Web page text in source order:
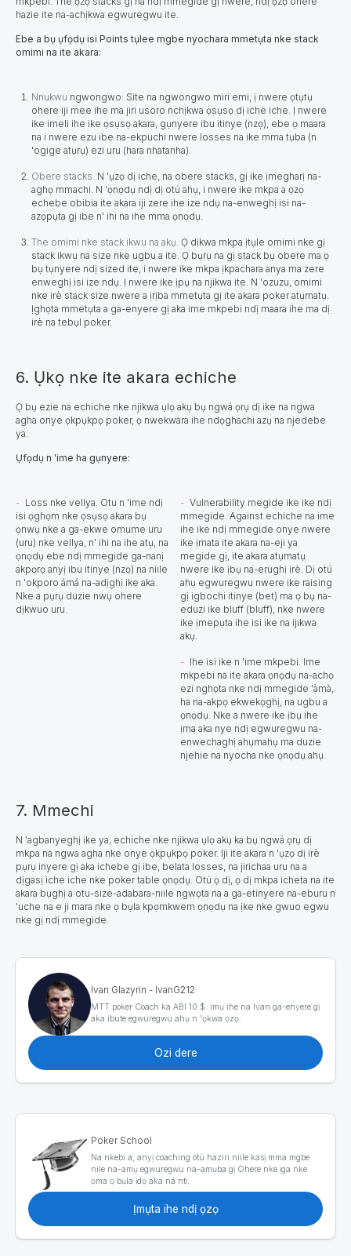
hazie ite na-achịkwa egwuregwu ite.
Ebe a bụ ụfọdụ isi Points tụlee mgbe nyochara mmetụta nke stack
omimi na ite akara:
Nnukwu ngwongwo: Site na ngwongwo miri emi, ị nwere ọtụtụ
ohere iji mee ihe ma jiri usoro nchịkwa ọsụsọ dị iche iche. Ị nwere
ike imeli ihe ike ọsụsọ akara, gụnyere ibu itinye (nzọ), ebe ọ maara
na i nwere ezu ibe na-ekpuchi nwere losses na ike mma tụba (n
'ogige atụrụ) ezi uru (hara nhatanha).
Obere stacks. N 'ụzọ dị iche, na obere stacks, gị ike ịmegharị na-
aghọ mmachi. N 'ọnọdụ ndị dị otú ahụ, i nwere ike mkpa a ọzọ
echebe obibia ite akara iji zere ihe ize ndụ na-enweghị isi na-
azọpụta gị ibe n' ihi na ihe mma ọnọdụ.
The omimi nke stack ikwu na akụ. Ọ dịkwa mkpa ịtụle omimi nke gị
stack ikwu na size nke ugbu a ite. Ọ bụrụ na gị stack bụ obere ma ọ
bụ tụnyere ndị sized ite, i nwere ike mkpa ịkpachara anya ma zere
enweghị isi ize ndụ. Ị nwere ike ịpụ na njikwa ite. N 'ozuzu, omimi
nke irè stack size nwere a ịrịba mmetụta gị ite akara poker atụmatụ.
Ịghọta mmetụta a ga-enyere gị aka ime mkpebi ndị maara ihe ma dị
irè na tebụl poker.
6. Ụkọ nke ite akara echiche
Ọ bụ ezie na echiche nke njikwa ụlọ akụ bụ ngwá ọrụ dị ike na ngwa
agha onye ọkpụkpọ poker, ọ nwekwara ihe ndọghachi azụ na njedebe
ya.
Ụfọdụ n 'ime ha gụnyere:
Loss nke vellya. Otu n 'ime ndị
isi ọghọm nke ọsụsọ akara bụ
ọnwụ nke a ga-ekwe omume uru
(uru) nke vellya, n' ihi na ihe atụ, na
ọnọdụ ebe ndị mmegide ga-nanị
akpọrọ anyị ibu itinye (nzọ) na niile
n 'okporo ámá na-adịghị ike aka.
Nke a pụrụ duzie nwụ ohere
dịkwuo uru.
Vulnerability megide ike ike ndị
mmegide. Against echiche na ime
ihe ike ndị mmegide onye nwere
ike ịmata ite akara na-eji ya
megide gị, ite akara atụmatụ
nwere ike ịbụ na-erughị irè. Dị otú
ahụ egwuregwu nwere ike raising
gị igbochi itinye (bet) ma ọ bụ na-
eduzi ike bluff (bluff), nke nwere
ike ịmepụta ihe isi ike na ijikwa
akụ.
Ihe isi ike n 'ime mkpebi. Ime
mkpebi na ite akara ọnọdụ na-achọ
ezi nghọta nke ndị mmegide 'àmà,
ha na-akpọ ekwekọghị, na ugbu a
ọnọdụ. Nke a nwere ike ịbụ ihe
ịma aka nye ndị egwuregwu na-
enwechaghị ahụmahụ ma duzie
njehie na nyocha nke ọnọdụ ahụ.
7. Mmechi
N 'agbanyeghị ike ya, echiche nke njikwa ụlọ akụ ka bụ ngwá ọrụ dị
mkpa na ngwa agha nke onye ọkpụkpọ poker. Iji ite akara n 'ụzọ dị irè
pụrụ inyere gị aka ichebe gị ibe, belata losses, na jirichaa uru na a
dịgasị iche iche nke poker table ọnọdụ. Otú ọ dị, ọ dị mkpa icheta na ite
akara bụghị a otu-size-adabara-niile ngwọta na a ga-etinyere na-eburu n
'uche na e ji mara nke ọ bụla kpọmkwem ọnọdụ na ịke nke gwuo egwu
nke gị ndị mmegide.
Ivan Glazyrin - IvanG212
MTT poker Coach ka ABI 10 $. Ịmụ ihe na Ivan ga-enyere gị
aka ibute egwuregwu ahụ n 'ọkwa ọzọ.
Ozi dere
Poker School
Na nkebi a, anyị coaching òtù haziri niile kasị mma mgbe
nile na-amụ egwuregwu na-amụba gị Ohere nke ịga nke
ọma ọ bụla ịdọ aka ná ntị.
Ịmụta ihe ndị ọzọ